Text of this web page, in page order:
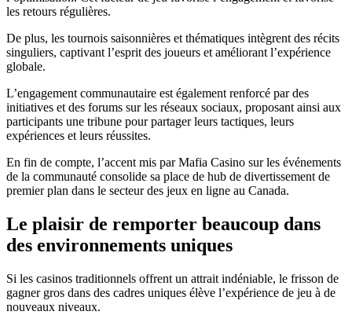
les retours régulières.
De plus, les tournois saisonnières et thématiques intègrent des récits
singuliers, captivant l’esprit des joueurs et améliorant l’expérience
globale.
L’engagement communautaire est également renforcé par des
initiatives et des forums sur les réseaux sociaux, proposant ainsi aux
participants une tribune pour partager leurs tactiques, leurs
expériences et leurs réussites.
En fin de compte, l’accent mis par Mafia Casino sur les événements
de la communauté consolide sa place de hub de divertissement de
premier plan dans le secteur des jeux en ligne au Canada.
Le plaisir de remporter beaucoup dans
des environnements uniques
Si les casinos traditionnels offrent un attrait indéniable, le frisson de
gagner gros dans des cadres uniques élève l’expérience de jeu à de
nouveaux niveaux.